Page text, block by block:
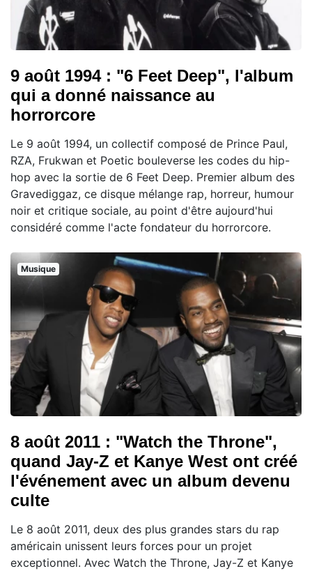
9 août 1994 : "6 Feet Deep", l'album
qui a donné naissance au
horrorcore
Le 9 août 1994, un collectif composé de Prince Paul,
RZA, Frukwan et Poetic bouleverse les codes du hip-
hop avec la sortie de 6 Feet Deep. Premier album des
Gravediggaz, ce disque mélange rap, horreur, humour
noir et critique sociale, au point d'être aujourd'hui
considéré comme l'acte fondateur du horrorcore.
Musique
8 août 2011 : "Watch the Throne",
quand Jay-Z et Kanye West ont créé
l'événement avec un album devenu
culte
Le 8 août 2011, deux des plus grandes stars du rap
américain unissent leurs forces pour un projet
exceptionnel. Avec Watch the Throne, Jay-Z et Kanye